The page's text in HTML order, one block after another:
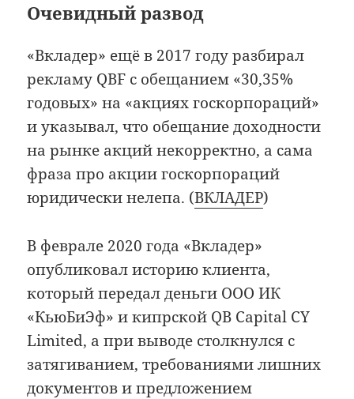
Очевидный развод
«Вкладер» ещё в 2017 году разбирал
рекламу QBF с обещанием «30,35%
годовых» на «акциях госкорпораций»
и указывал, что обещание доходности
на рынке акций некорректно, а сама
фраза про акции госкорпораций
юридически нелепа. (ВКЛАДЕР)
В феврале 2020 года «Вкладер»
опубликовал историю клиента,
который передал деньги ООО ИК
«КьюБиЭф» и кипрской QB Capital CY
Limited, а при выводе столкнулся с
затягиванием, требованиями лишних
документов и предложением